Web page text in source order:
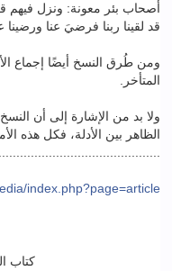
أصحاب بئر معونة: ونزل فيهم
قد لقينا ربنا فرضيَ عنا ورضينا
ومن طُرق النسخ أيضًا إجماع
المتأخر.
ولا بد من الإشارة إلى أن النسخ
الظاهر بين الأدلة، فكل هذه
index.php?page=article
كتاب